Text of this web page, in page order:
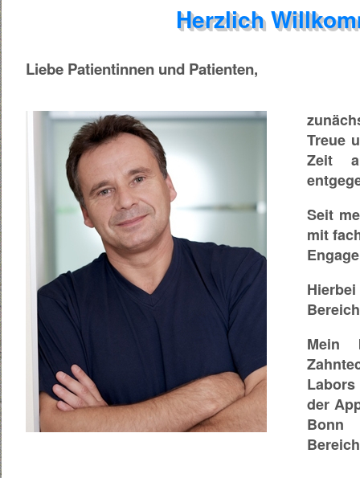
Herzlich
Liebe Patientinnen und Patienten,
Treue
Zeit
Seit
mit
Mein
der
Bonn